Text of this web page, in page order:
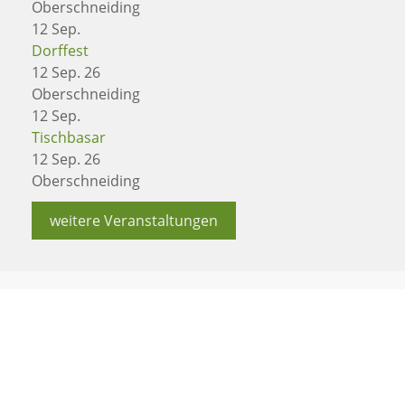
Oberschneiding
12 Sep.
Dorffest
12 Sep. 26
Oberschneiding
12 Sep.
Tischbasar
12 Sep. 26
Oberschneiding
weitere Veranstaltungen